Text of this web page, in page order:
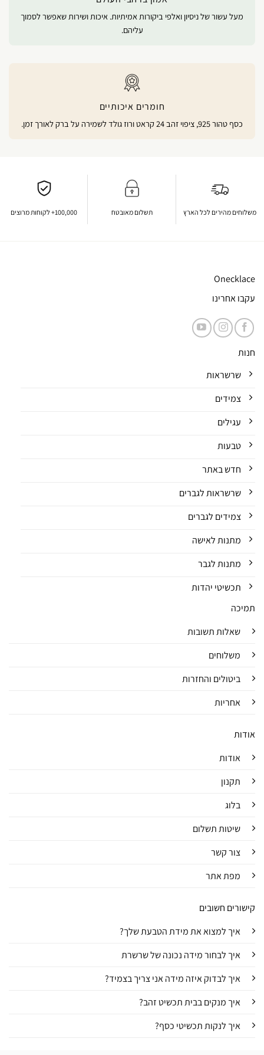
מעל עשור של ניסיון ואלפי ביקורות אמיתיות. איכות ושירות שאפשר לסמוך
עליהם.
חומרים איכותיים
כסף טהור 925, ציפוי זהב 24 קראט ורוז גולד לשמירה על ברק לאורך זמן.
משלוחים מהירים לכל הארץ תשלום מאובטח 100,000+ לקוחות מרוצים
Onecklace
עקבו אחרינו
חנות
שרשראות
צמידים
עגילים
טבעות
חדש באתר
שרשראות לגברים
צמידים לגברים
מתנות לאישה
מתנות לגבר
תכשיטי יהדות
תמיכה
שאלות תשובות
משלוחים
ביטולים והחזרות
אחריות
אודות
אודות
תקנון
בלוג
שיטות תשלום
צור קשר
מפת אתר
קישורים חשובים
איך למצוא את מידת הטבעת שלך?
איך לבחור מידה נכונה של שרשרת
איך לבדוק איזה מידה אני צריך בצמיד?
איך מנקים בבית תכשיט זהב?
איך לנקות תכשיטי כסף?